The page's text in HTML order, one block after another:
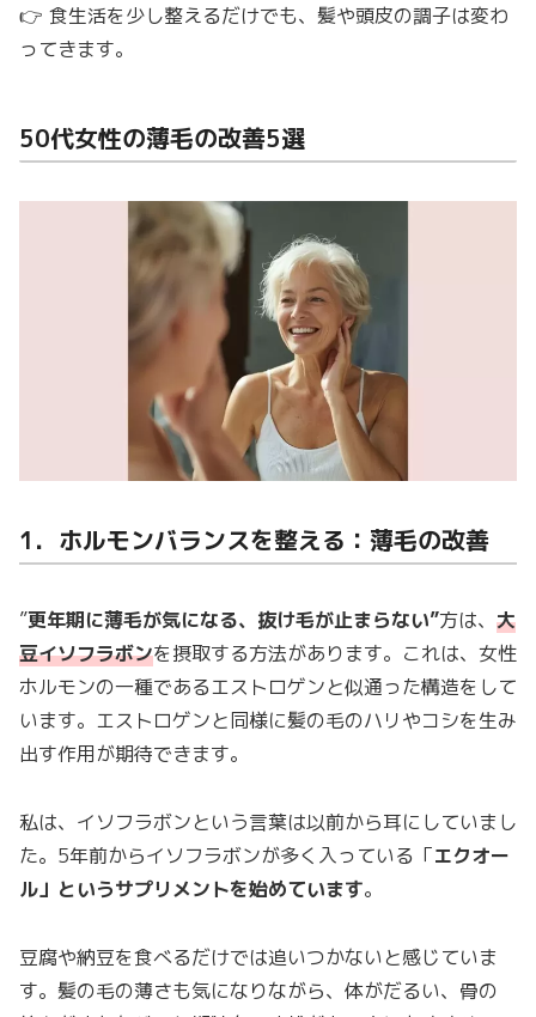
👉 食生活を少し整えるだけでも、髪や頭皮の調子は変わ
ってきます。
50代女性の薄毛の改善5選
1．ホルモンバランスを整える：薄毛の改善
”更年期に薄毛が気になる、抜け毛が止まらない”方は、 大
豆イソフラボンを摂取する方法があります。これは、女性
ホルモンの一種であるエストロゲンと似通った構造をして
います。エストロゲンと同様に髪の毛のハリやコシを生み
出す作用が期待できます。
私は、イソフラボンという言葉は以前から耳にしていまし
た。5年前からイソフラボンが多く入っている「エクオー
ル」というサプリメントを始めています。
豆腐や納豆を食べるだけでは追いつかないと感じていま
す。髪の毛の薄さも気になりながら、体がだるい、骨の